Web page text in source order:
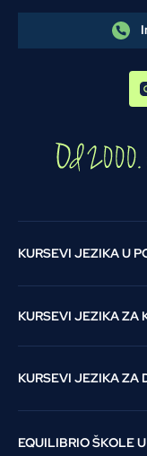
KURSEVI JEZIKA U
KURSEVI JEZIKA ZA
KURSEVI JEZIKA ZA
EQUILIBRIO ŠKOLE